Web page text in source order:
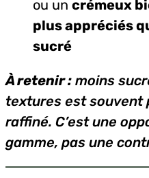
ou un crémeux
plus appréciés
sucré
À retenir : moins
textures est souvent
raffiné. C’est une
gamme, pas une